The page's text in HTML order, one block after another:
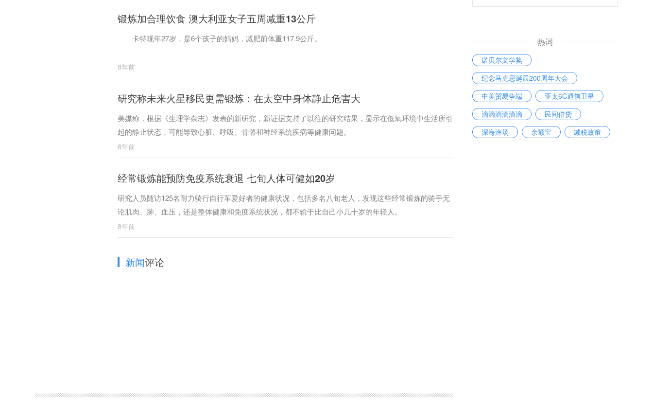
锻炼加合理饮食 澳大利亚女子五周减重13公斤
卡特现年27岁，是6个孩子的妈妈，减肥前体重117.9公斤。
8年前
研究称未来火星移民更需锻炼：在太空中身体静止危害大
美媒称，根据《生理学杂志》发表的新研究，新证据支持了以往的研究结果，显示在低氧环境中生活所引
起的静止状态，可能导致心脏、呼吸、骨骼和神经系统疾病等健康问题。
8年前
经常锻炼能预防免疫系统衰退 七旬人体可健如20岁
研究人员随访125名耐力骑行自行车爱好者的健康状况，包括多名八旬老人，发现这些经常锻炼的骑手无
论肌肉、肺、血压，还是整体健康和免疫系统状况，都不输于比自己小几十岁的年轻人。
8年前
新闻评论
热词
诺贝尔文学奖
纪念马克思诞辰200周年大会
中美贸易争端
亚太6C通信卫星
滴滴滴滴滴滴
民间借贷
深海渔场
余额宝
减税政策